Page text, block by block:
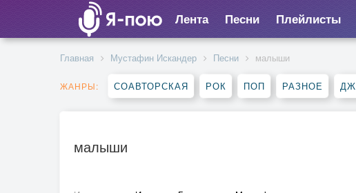
Лента Песни Плейлисты
Главная Мустафин Искандер Песни малыши
ЖАНРЫ: СОАВТОРСКАЯ РОК ПОП РАЗНОЕ
малыши